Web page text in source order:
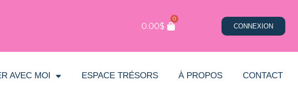
0.00$
0
CONNEXION
AVEC MOI ESPACE TRÉSORS À PROPOS CONTACT